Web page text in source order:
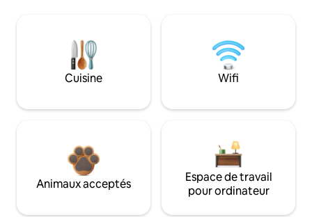
Cuisine Wifi
Animaux acceptés
Espace de travail
pour ordinateur